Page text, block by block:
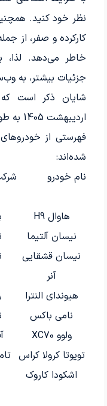
نظر خود کنید.
کارکرده و صفر، از
خاطر می‌دهد. لذا،
جزئیات بیشتر، به
اردیبهشت 1405 به طور کامل آزاد خواهد شد.
فهرستی از خودروهای
شده‌اند:
نام خودرو
هاوال H9
نیسان آلتیما
نیسان قشقایی
آنر
هیوندای النترا
نامی باکس
ولوو XC70
تویوتا کرولا کراس
اشکودا کاروک